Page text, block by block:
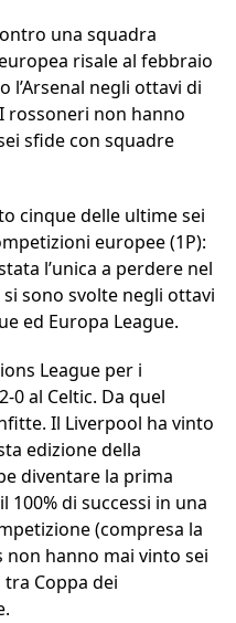
una squadra
risale al febbraio
l’Arsenal negli ottavi di
rossoneri non hanno
sfide con squadre
cinque delle ultime sei
europee (1P):
l’unica a perdere nel
sono svolte negli ottavi
ed Europa League.
League per i
0 al Celtic. Da quel
Il Liverpool ha vinto
edizione della
diventare la prima
di successi in una
(compresa la
non hanno mai vinto sei
Coppa dei